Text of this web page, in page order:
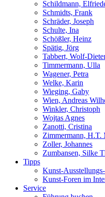
Schildmann,
Schmidts, Frank
Schräder, Joseph
Schulte, Ina
Schößler, Heinz
Spätig, Jörg
Tabbert, Wolf-
Timmermann, Ulla
Wagener, Petra
Welke, Karin
Wieging, Gaby
Wien, Andreas
Winkler, Christoph
Wojtas Agnes
Zanotti, Cristina
Zimmermann, H.T.
Zoller, Johannes
Zumbansen, Silke
Tipps
Kunst-
Kunst-Foren im
Service